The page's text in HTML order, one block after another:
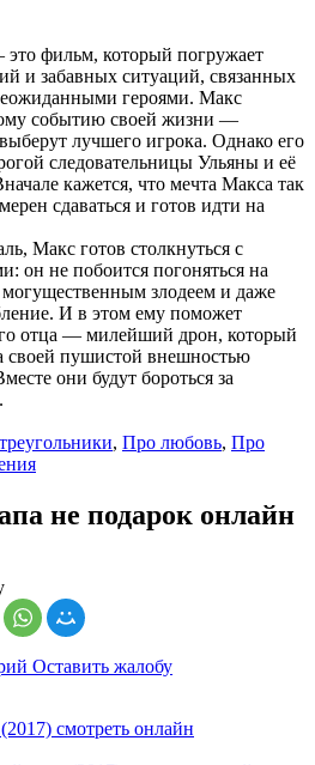
фильм, который погружает
и забавных ситуаций, связанных
героями. Макс
событию своей жизни —
лучшего игрока. Однако его
следовательницы Ульяны и её
кажется, что мечта Макса так
сдаваться и готов идти на
Макс готов столкнуться с
он не побоится погоняться на
могущественным злодеем и даже
И в этом ему поможет
отца — милейший дрон, который
своей пушистой внешностью
они будут бороться за
, Про любовь, Про
не подарок онлайн
Оставить жалобу